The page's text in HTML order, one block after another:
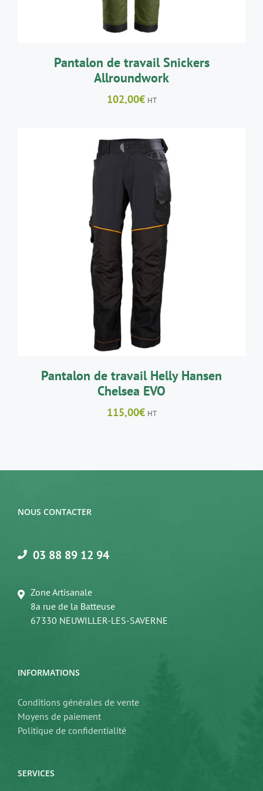
PEUVENT
ÊTRE
CHOISIES
LA
PAGE
DU
Pantalon de travail Snickers
Allroundwork
102,00€ HT
CHOIX DES OPTIONS
PRODUIT
A
PLUSIEURS
VARIATIONS.
LES
OPTIONS
ÊTRE
CHOISIES
LA
PAGE
DU
Pantalon de travail Helly Hansen
Chelsea EVO
115,00€ HT
NOUS CONTACTER
03 88 89 12 94
Zone Artisanale
8a rue de la Batteuse
67330 NEUWILLER-LES-SAVERNE
INFORMATIONS
Conditions générales de vente
Moyens de paiement
Politique de confidentialité
SERVICES